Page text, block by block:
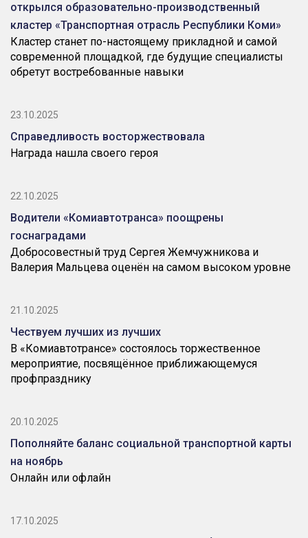
открылся образовательно-производственный
кластер «Транспортная отрасль Республики Коми»
Кластер станет по-настоящему прикладной и самой
современной площадкой, где будущие специалисты
обретут востребованные навыки
23.10.2025
Справедливость восторжествовала
Награда нашла своего героя
22.10.2025
Водители «Комиавтотранса» поощрены
госнаградами
Добросовестный труд Сергея Жемчужникова и
Валерия Мальцева оценён на самом высоком уровне
21.10.2025
Чествуем лучших из лучших
В «Комиавтотрансе» состоялось торжественное
мероприятие, посвящённое приближающемуся
профпразднику
20.10.2025
Пополняйте баланс социальной транспортной карты
на ноябрь
Онлайн или офлайн
17.10.2025